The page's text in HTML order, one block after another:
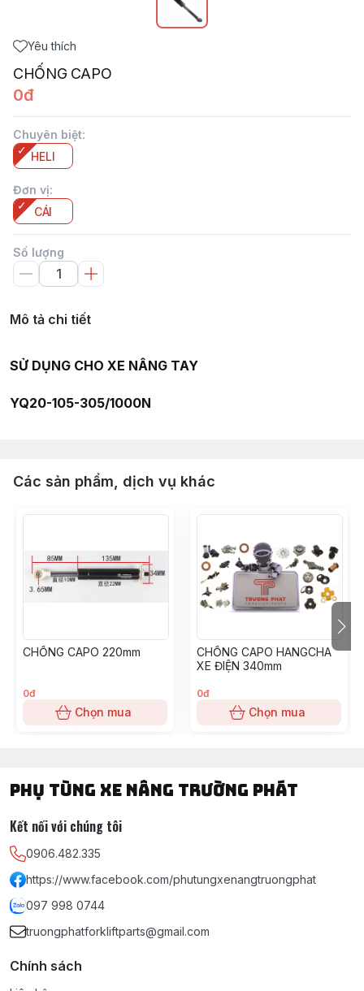
Yêu thích
CHỐNG CAPO
0đ
Chuyên biệt:
HELI
Đơn vị:
CÁI
Số lượng
Mô tả chi tiết
SỬ DỤNG CHO XE NÂNG TAY
YQ20-105-305/1000N
Các sản phẩm, dịch vụ khác
CHỐNG CAPO 220mm
0đ
Chọn mua
CHỐNG CAPO HANGCHA
XE ĐIỆN 340mm
0đ
Chọn mua
PHỤ TÙNG XE NÂNG TRƯỜNG PHÁT
Kết nối với chúng tôi
0906.482.335
https://www.facebook.com/phutungxenangtruongphat
097 998 0744
truongphatforkliftparts@gmail.com
Chính sách